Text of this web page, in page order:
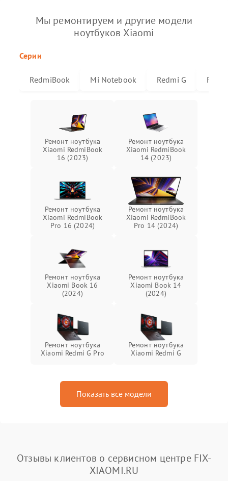
Мы ремонтируем и другие модели
ноутбуков Xiaomi
Серии
RedmiBook Mi Notebook Redmi G
Ремонт ноутбука
Xiaomi RedmiBook
16 (2023)
Ремонт ноутбука
Xiaomi RedmiBook
14 (2023)
Ремонт ноутбука
Xiaomi RedmiBook
Pro 16 (2024)
Ремонт ноутбука
Xiaomi RedmiBook
Pro 14 (2024)
Ремонт ноутбука
Xiaomi Book 16
(2024)
Ремонт ноутбука
Xiaomi Book 14
(2024)
Ремонт ноутбука
Xiaomi Redmi G Pro
Ремонт ноутбука
Xiaomi Redmi G
Показать все модели
Отзывы клиентов о сервисном центре FIX-
XIAOMI.RU